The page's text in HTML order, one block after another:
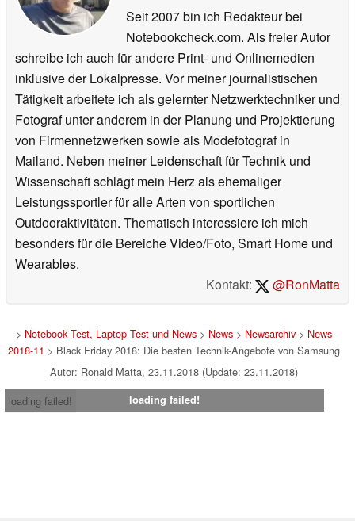
Seit 2007 bin ich Redakteur bei
Notebookcheck.com. Als freier Autor
schreibe ich auch für andere Print- und Onlinemedien
inklusive der Lokalpresse. Vor meiner journalistischen
Tätigkeit arbeitete ich als gelernter Netzwerktechniker und
Fotograf unter anderem in der Planung und Projektierung
von Firmennetzwerken sowie als Modefotograf in
Mailand. Neben meiner Leidenschaft für Technik und
Wissenschaft schlägt mein Herz als ehemaliger
Leistungssportler für alle Arten von sportlichen
Outdooraktivitäten. Thematisch interessiere ich mich
besonders für die Bereiche Video/Foto, Smart Home und
Wearables.
Kontakt:
@RonMatta
> Notebook Test, Laptop Test und News> News> Newsarchiv> News
2018-11 > Black Friday 2018: Die besten Technik-Angebote von Samsung
Autor: Ronald Matta, 23.11.2018 (Update: 23.11.2018)
loading failed!
loading failed!